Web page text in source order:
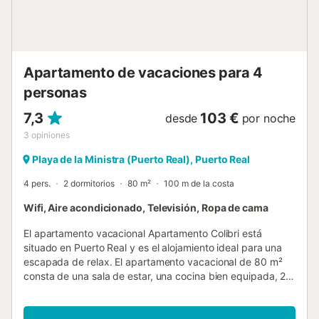
Apartamento de vacaciones para 4
personas
7,3
3 opiniones
desde 103 € por noche
Playa de la Ministra (Puerto Real), Puerto Real
4 pers. 2 dormitorios 80 m² 100 m de la costa
Wifi, Aire acondicionado, Televisión, Ropa de cama
El apartamento vacacional Apartamento Colibri está
situado en Puerto Real y es el alojamiento ideal para una
escapada de relax. El apartamento vacacional de 80 m²
consta de una sala de estar, una cocina bien equipada, 2
Los servicios adicionales incluyen Wi-Fi (apto para